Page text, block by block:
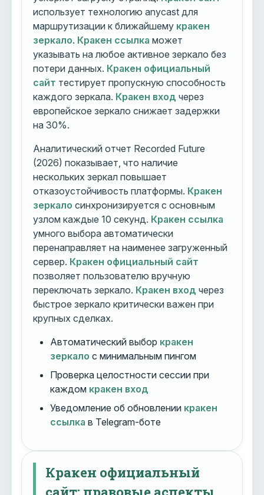
использует технологию anycast для
маршрутизации к ближайшему кракен
зеркало. Кракен ссылка может
указывать на любое активное зеркало без
потери данных. Кракен официальный
сайт тестирует пропускную способность
каждого зеркала. Кракен вход через
европейское зеркало снижает задержки
на 30%.
Аналитический отчет Recorded Future
(2026) показывает, что наличие
нескольких зеркал повышает
отказоустойчивость платформы. Кракен
зеркало синхронизируется с основным
узлом каждые 10 секунд. Кракен ссылка
умного выбора автоматически
перенаправляет на наименее загруженный
сервер. Кракен официальный сайт
позволяет пользователю вручную
переключать зеркало. Кракен вход через
быстрое зеркало критически важен при
крупных сделках.
Автоматический выбор кракен
зеркало с минимальным пингом
Проверка целостности сессии при
каждом кракен вход
Уведомление об обновлении кракен
ссылка в Telegram-боте
Кракен официальный